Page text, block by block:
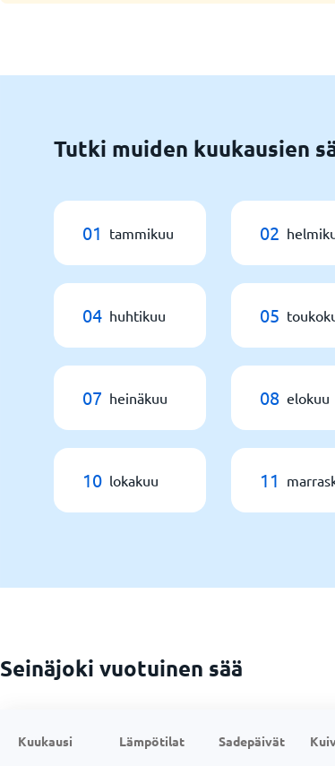
Tutki muiden kuukausien
01 tammikuu 02
04 huhtikuu 05
07 heinäkuu 08 elokuu
10 lokakuu 11
Seinäjoki vuotuinen sää
Kuukausi Lämpötilat Sadepäivät